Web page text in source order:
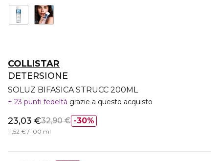
COLLISTAR
DETERSIONE
SOLUZ BIFASICA STRUCC 200ML
23 punti fedeltà grazie a questo acquisto
30%
23,03 €32,90 €
11,52 € / 100 ml